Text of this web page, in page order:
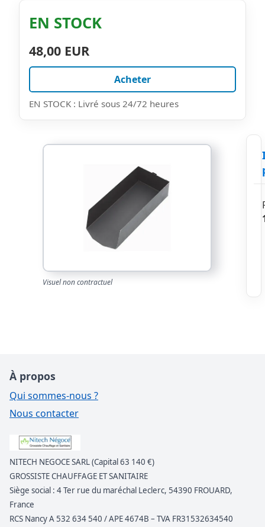
EN STOCK
48,00 EUR
Acheter
EN STOCK : Livré sous 24/72 heures
Visuel non contractuel
À propos
Qui sommes-nous ?
Nous contacter
NITECH NEGOCE SARL (Capital 63 140 €)
GROSSISTE CHAUFFAGE ET SANITAIRE
Siège social : 4 Ter rue du maréchal Leclerc, 54390 FROUARD,
France
RCS Nancy A 532 634 540 / APE 4674B – TVA FR31532634540